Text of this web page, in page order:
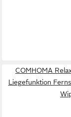
COMHOMA
Liegefunktion